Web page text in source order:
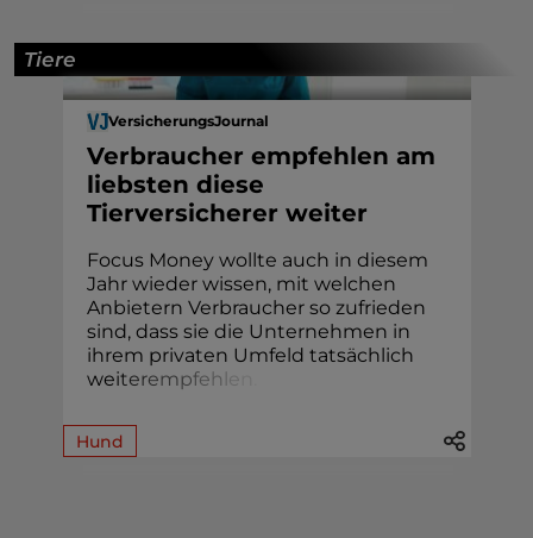
Tiere
VersicherungsJournal
Verbraucher empfehlen am
liebsten diese
Tierversicherer weiter
Focus Money wollte auch in diesem
Jahr wieder wissen, mit welchen
Anbietern Verbraucher so zufrieden
sind, dass sie die Unternehmen in
ihrem privaten Umfeld tatsächlich
weiterempfeh le
Hund